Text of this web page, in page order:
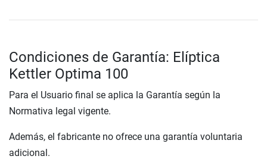
Condiciones de Garantía: Elíptica
Kettler Optima 100
Para el Usuario final se aplica la Garantía según la
Normativa legal vigente.
Además, el fabricante no ofrece una garantía voluntaria
adicional.